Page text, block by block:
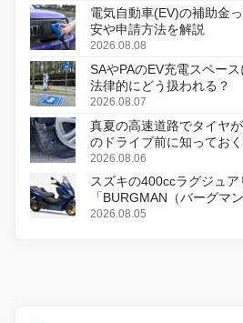
電気自動車(EV)の補助金
安や申請方法を解説
2026.08.08
SAやPAのEV充電スペー
法律的にどう扱われる？
2026.08.07
真夏の高速道路でタイヤ
のドライブ前に知ってお
2026.08.06
スズキの400ccラグジュ
「BURGMAN（バーグマ
変更し、8月18日に発売
2026.08.05